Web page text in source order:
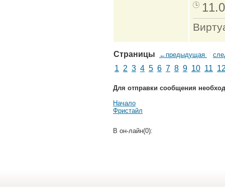
Страницы ←предыдущая
1 2 3 4 5 6 7 8 9 10 11
Для отправки сообщения
Начало
Фристайл
В он-лайн(0):